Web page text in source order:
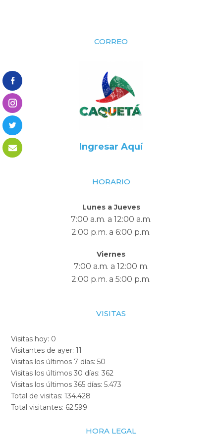
CORREO
Ingresar Aquí
HORARIO
Lunes a Jueves
7:00 a.m. a 12:00 a.m.
2:00 p.m. a 6:00 p.m.
Viernes
7:00 a.m. a 12:00 m.
2:00 p.m. a 5:00 p.m.
VISITAS
Visitas hoy: 0
Visitantes de ayer:11
Visitas los últimos 7 días:50
Visitas los últimos 30 días:362
Visitas los últimos 365 días:5.473
Total de visitas:134.428
Total visitantes: 62.599
HORA LEGAL